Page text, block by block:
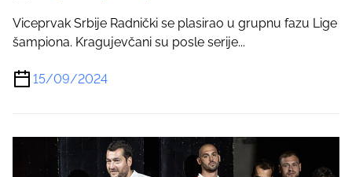
Viceprvak Srbije Radnički se plasirao u grupnu fazu Lige
šampiona. Kragujevčani su posle serije...
15/09/2024